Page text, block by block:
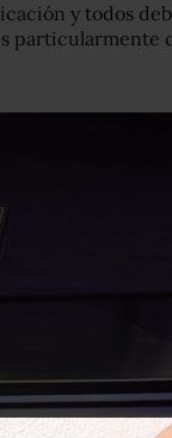
y todos
particularmente